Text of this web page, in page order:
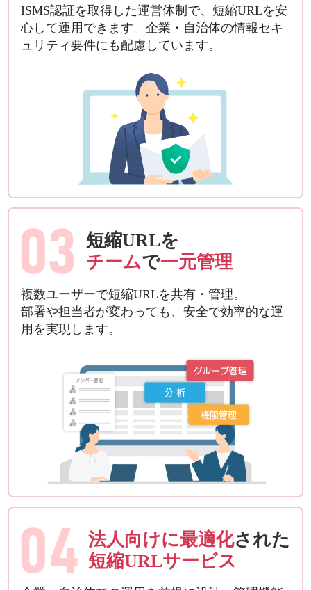
ISMS認証を取得した運営体制で、短縮URLを安
心して運用できます。企業・自治体の情報セキ
ュリティ要件にも配慮しています。
03
短縮URLを
チームで一元管理
複数ユーザーで短縮URLを共有・管理。
部署や担当者が変わっても、安全で効率的な運
用を実現します。
04 法人向けに最適化された
短縮URLサービス